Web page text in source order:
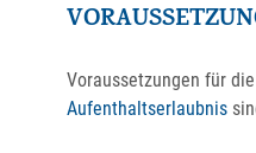
Voraussetzungen für
Aufenthaltserlaubnis